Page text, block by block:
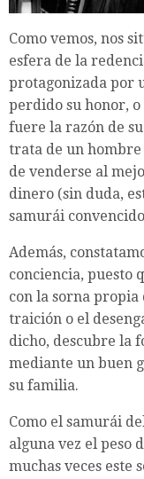
Como vemos, nos
esfera de la
protagonizada por
perdido su honor, o
fuere la razón de
trata de un hombre
de venderse al
dinero (sin duda,
samurái
Además,
conciencia, puesto
con la sorna
traición o el
dicho, descubre la
mediante un buen
su familia.
Como el samurái
alguna vez el peso
muchas veces este